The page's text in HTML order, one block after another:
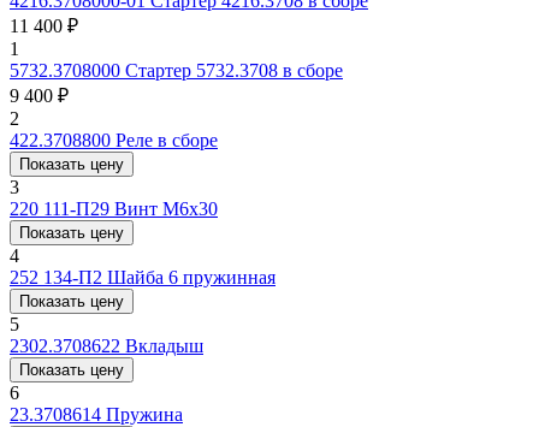
11 400 ₽
1
5732.3708000 Стартер 5732.3708 в сборе
9 400 ₽
2
422.3708800 Реле в сборе
Показать цену
3
220 111-П29 Винт М6х30
Показать цену
4
252 134-П2 Шайба 6 пружинная
Показать цену
5
2302.3708622 Вкладыш
Показать цену
6
23.3708614 Пружина